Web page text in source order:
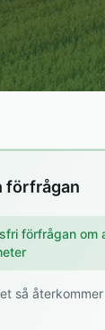
förfrågan
förfrågan om
så